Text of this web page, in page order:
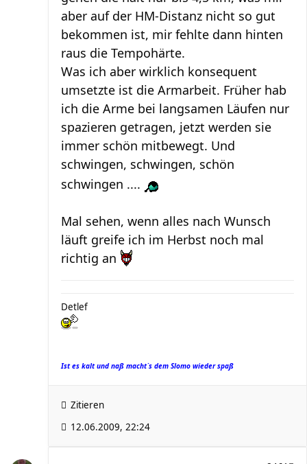
aber auf der HM-Distanz nicht so gut
bekommen ist, mir fehlte dann hinten
raus die Tempohärte.
Was ich aber wirklich konsequent
umsetzte ist die Armarbeit. Früher hab
ich die Arme bei langsamen Läufen nur
spazieren getragen, jetzt werden sie
immer schön mitbewegt. Und
schwingen, schwingen, schön
schwingen ....
Mal sehen, wenn alles nach Wunsch
läuft greife ich im Herbst noch mal
richtig an
Detlef
Ist es kalt und naß macht`s dem Slomo wieder spaß
Zitieren
12.06.2009, 22:24